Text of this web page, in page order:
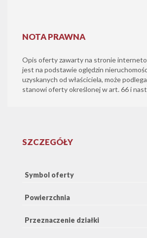
NOTA PRAWNA
Opis oferty zawarty na stronie
jest na podstawie oględzin
uzyskanych od właściciela, może
stanowi oferty określonej w art. 66 i
SZCZEGÓŁY
Symbol oferty
Powierzchnia
Przeznaczenie działki